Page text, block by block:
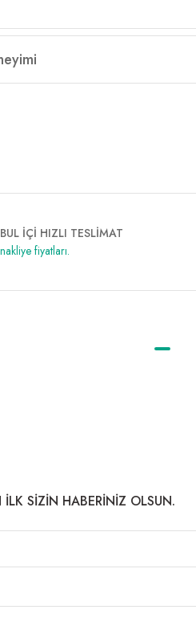
İÇİ HIZLI TESLİMAT
fiyatları.
İLK SİZİN HABERİNİZ OLSUN.